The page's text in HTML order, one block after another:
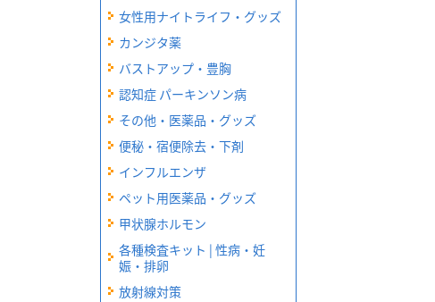
女性用ナイトライフ・グッズ
カンジタ薬
バストアップ・豊胸
認知症 パーキンソン病
その他・医薬品・グッズ
便秘・宿便除去・下剤
インフルエンザ
ペット用医薬品・グッズ
甲状腺ホルモン
各種検査キット | 性病・妊
娠・排卵
放射線対策